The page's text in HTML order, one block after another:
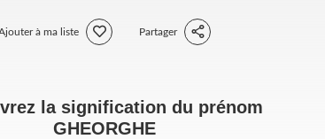
à ma liste Partager
la signification du prénom
GHEORGHE